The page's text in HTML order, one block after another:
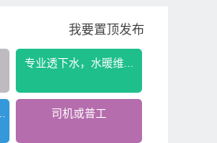
我要置顶发布
专业透下水，水暖维...
司机或普工